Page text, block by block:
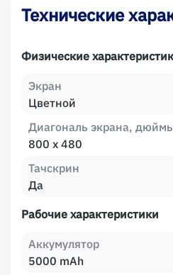
Технические
Физические
Экран
Цветной
Диагональ экрана,
800 х 480
Тачскрин
Да
Рабочие характеристики
Аккумулятор
5000 mAh